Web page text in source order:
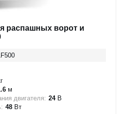
распашных ворот и
м
двигателя: 24В
48 Вт